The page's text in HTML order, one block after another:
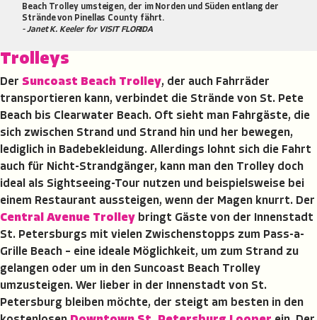
Beach Trolley umsteigen, der im Norden und Süden entlang der
Strände von Pinellas County fährt.
- Janet K. Keeler for VISIT FLORIDA
Trolleys
Der Suncoast Beach Trolley, der auch Fahrräder
transportieren kann, verbindet die Strände von St. Pete
Beach bis Clearwater Beach. Oft sieht man Fahrgäste, die
sich zwischen Strand und Strand hin und her bewegen,
lediglich in Badebekleidung. Allerdings lohnt sich die Fahrt
auch für Nicht-Strandgänger, kann man den Trolley doch
ideal als Sightseeing-Tour nutzen und beispielsweise bei
einem Restaurant aussteigen, wenn der Magen knurrt. Der
Central Avenue Trolley bringt Gäste von der Innenstadt
St. Petersburgs mit vielen Zwischenstopps zum Pass-a-
Grille Beach – eine ideale Möglichkeit, um zum Strand zu
gelangen oder um in den Suncoast Beach Trolley
umzusteigen. Wer lieber in der Innenstadt von St.
Petersburg bleiben möchte, der steigt am besten in den